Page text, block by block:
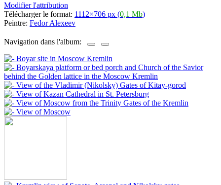
Modifier l'attribution
Télécharger le format: 1112×706 px (0,1 Mb)
Peintre: Fedor Alexeev
Navigation dans l'album: